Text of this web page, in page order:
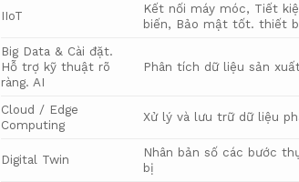
IIoT Kết nối máy móc, Tiết
biến, Bảo mật tốt. thiết
Big Data & Cài đặt.
Hỗ trợ kỹ thuật rõ
ràng. AI
Phân tích dữ liệu sản
Cloud / Edge
Computing
Xử lý và lưu trữ dữ liệu
Digital Twin
Nhân bản số các bước
bị